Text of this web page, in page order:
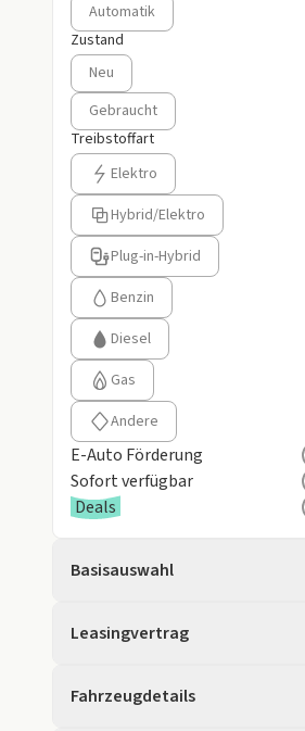
Automatik
Zustand
Zustand auswählen
Neu
Gebraucht
Treibstoffart
Treibstoffart auswählen
Elektro
Hybrid/Elektro
Plug-in-Hybrid
Benzin
Diesel
Gas
Andere
E-Auto Förderung
Sofort verfügbar
Deals
Basisauswahl
Leasingvertrag
Fahrzeugdetails